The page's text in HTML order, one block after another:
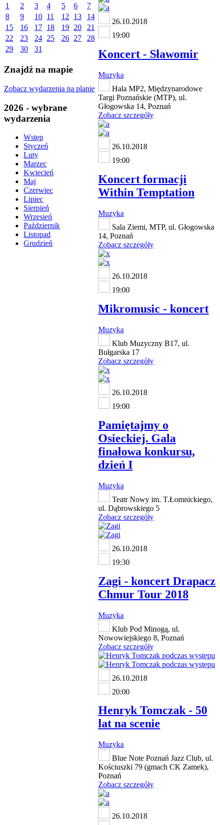
1
2 3 4 5 6
7
8
9 10 11 12 13
14
15
16 17 18 19 20
21
22
23 24 25 26 27
28
29
30 31
Znajdź na mapie
Zobacz wydarzenia na planie
2026 - wybrane
wydarzenia
Wstęp
Styczeń
Luty
Marzec
Kwiecień
Maj
Czerwiec
Lipiec
Sierpień
Wrzesień
Październik
Listopad
Grudzień
26.10.2018
19:00
Koncert - Sławomir
Muzyka
Hala MP2, Międzynarodowe
Targi Poznańskie (MTP), ul.
Głogowska 14, Poznań
Zobacz szczegóły
26.10.2018
19:00
Koncert formacji
Within Temptation
Muzyka
Sala Ziemi, MTP, ul. Głogowska
14, Poznań
Zobacz szczegóły
26.10.2018
19:00
Mikromusic - koncert
Muzyka
Klub Muzyczny B17, ul.
Bułgarska 17
Zobacz szczegóły
26.10.2018
19:00
Pamiętajmy o
Osieckiej. Gala
finałowa konkursu,
dzień I
Muzyka
Teatr Nowy im. T.Łomnickiego,
ul. Dąbrowskiego 5
Zobacz szczegóły
26.10.2018
19:30
Zagi - koncert Drapacz
Chmur Tour 2018
Muzyka
Klub Pod Minogą, ul.
Nowowiejskiego 8, Poznań
Zobacz szczegóły
26.10.2018
20:00
Henryk Tomczak - 50
lat na scenie
Muzyka
Blue Note Poznań Jazz Club, ul.
Kościuszki 79 (gmach CK Zamek),
Poznań
Zobacz szczegóły
26.10.2018